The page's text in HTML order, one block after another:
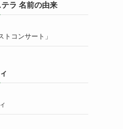
ラ 名前の由来
トコンサート」